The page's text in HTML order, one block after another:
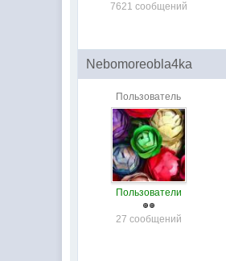
7621 сообщений
Nebomoreobla4ka
Пользователь
Пользователи
27 сообщений